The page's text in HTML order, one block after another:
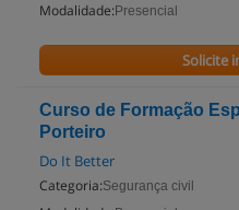
Modalidade: Presencial
Solicite
Curso de Formação
Porteiro
Do It Better
Categoria:Segurança civil